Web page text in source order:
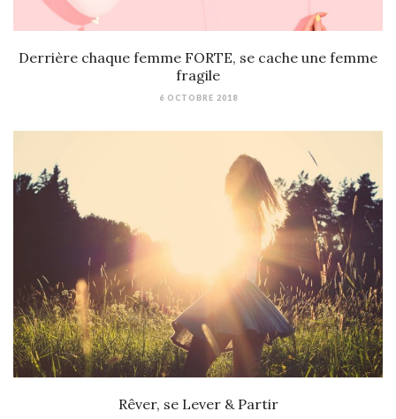
Derrière chaque femme FORTE, se cache une femme
fragile
6 OCTOBRE 2018
Rêver, se Lever & Partir